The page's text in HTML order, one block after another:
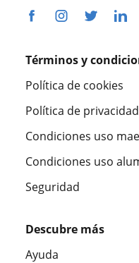
Términos y
Política de cookies
Política de privacidad
Condiciones uso
Condiciones uso
Seguridad
Descubre más
Ayuda